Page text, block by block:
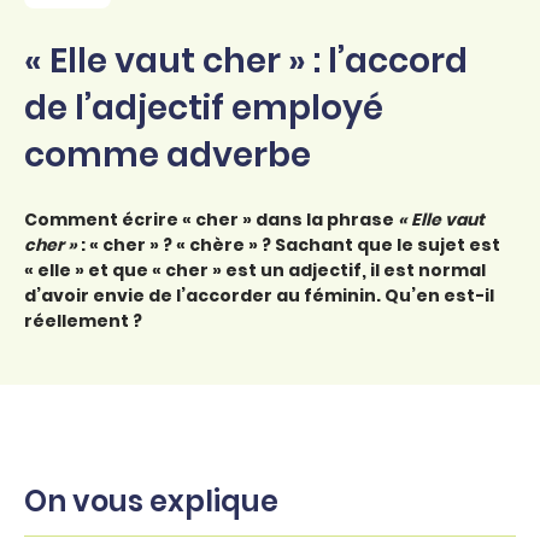
« Elle vaut cher » : l’accord
de l’adjectif employé
comme adverbe
Comment écrire « cher » dans la phrase « Elle vaut
cher »: « cher » ? « chère » ? Sachant que le sujet est
« elle » et que « cher » est un adjectif, il est normal
d’avoir envie de l’accorder au féminin. Qu’en est-il
réellement ?
On vous explique